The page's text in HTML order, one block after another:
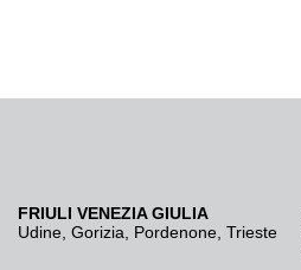
FRIULI VENEZIA GIULIA
Udine Gorizia Pordenone Trieste